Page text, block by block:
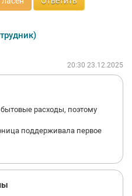
20:30 23.12.2025
расходы, поэтому
поддерживала первое